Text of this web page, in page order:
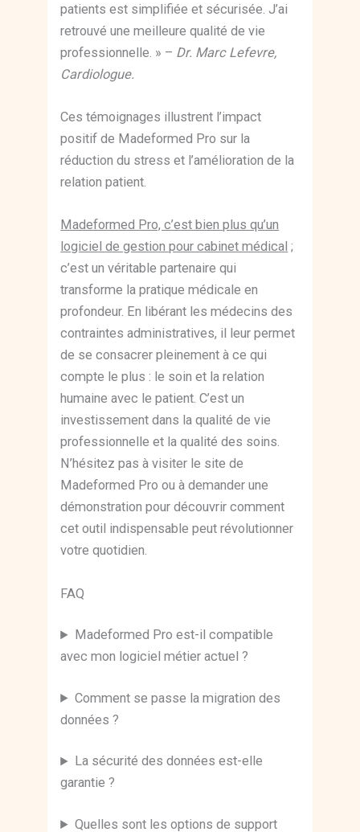
patients est simplifiée et sécurisée. J’ai
retrouvé une meilleure qualité de vie
professionnelle. » – Dr. Marc Lefevre,
Cardiologue.
Ces témoignages illustrent l’impact
positif de Madeformed Pro sur la
réduction du stress et l’amélioration de la
relation patient.
Madeformed Pro, c’est bien plus qu’un
logiciel de gestion pour cabinet médical ;
c’est un véritable partenaire qui
transforme la pratique médicale en
profondeur. En libérant les médecins des
contraintes administratives, il leur permet
de se consacrer pleinement à ce qui
compte le plus : le soin et la relation
humaine avec le patient. C’est un
investissement dans la qualité de vie
professionnelle et la qualité des soins.
N’hésitez pas à visiter le site de
Madeformed Pro ou à demander une
démonstration pour découvrir comment
cet outil indispensable peut révolutionner
votre quotidien.
FAQ
Madeformed Pro est-il compatible
avec mon logiciel métier actuel ?
Comment se passe la migration des
données ?
La sécurité des données est-elle
garantie ?
Quelles sont les options de support